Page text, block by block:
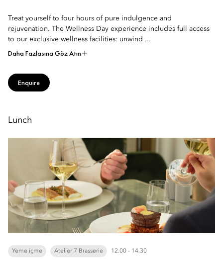
Treat yourself to four hours of pure indulgence and
rejuvenation. The Wellness Day experience includes full access
to our exclusive wellness facilities: unwind ...
Daha Fazlasına Göz Atın
Enquire
Lunch
Yeme içme Atelier 7 Brasserie 12.00 - 14.30